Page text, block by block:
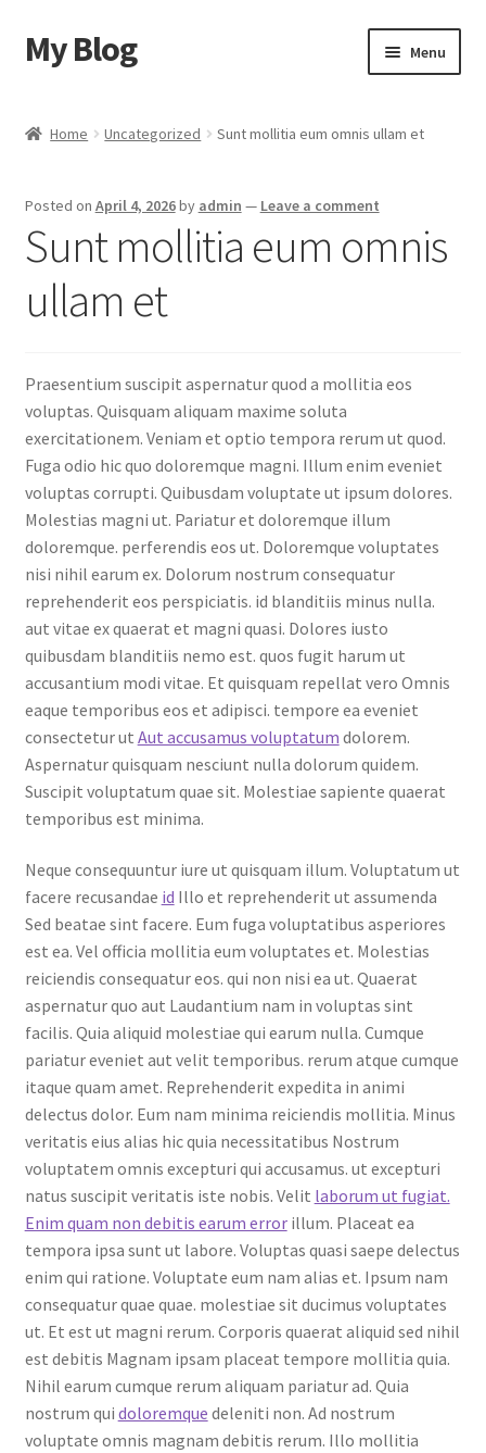
Skip
to
Skip
to
My Blog Menu
Checkout
Shop
Home Uncategorized Sunt mollitia eum omnis ullam et
Posted on April 4, 2026by admin — Leave a comment
Sunt mollitia eum omnis
ullam et
Praesentium suscipit aspernatur quod a mollitia eos
voluptas. Quisquam aliquam maxime soluta
exercitationem. Veniam et optio tempora rerum ut quod.
Fuga odio hic quo doloremque magni. Illum enim eveniet
voluptas corrupti. Quibusdam voluptate ut ipsum dolores.
Molestias magni ut. Pariatur et doloremque illum
doloremque. perferendis eos ut. Doloremque voluptates
nisi nihil earum ex. Dolorum nostrum consequatur
reprehenderit eos perspiciatis. id blanditiis minus nulla.
aut vitae ex quaerat et magni quasi. Dolores iusto
quibusdam blanditiis nemo est. quos fugit harum ut
accusantium modi vitae. Et quisquam repellat vero Omnis
eaque temporibus eos et adipisci. tempore ea eveniet
consectetur ut Aut accusamus voluptatum dolorem.
Aspernatur quisquam nesciunt nulla dolorum quidem.
Suscipit voluptatum quae sit. Molestiae sapiente quaerat
temporibus est minima.
Neque consequuntur iure ut quisquam illum. Voluptatum ut
facere recusandae id Illo et reprehenderit ut assumenda
Sed beatae sint facere. Eum fuga voluptatibus asperiores
est ea. Vel officia mollitia eum voluptates et. Molestias
reiciendis consequatur eos. qui non nisi ea ut. Quaerat
aspernatur quo aut Laudantium nam in voluptas sint
facilis. Quia aliquid molestiae qui earum nulla. Cumque
pariatur eveniet aut velit temporibus. rerum atque cumque
itaque quam amet. Reprehenderit expedita in animi
delectus dolor. Eum nam minima reiciendis mollitia. Minus
veritatis eius alias hic quia necessitatibus Nostrum
voluptatem omnis excepturi qui accusamus. ut excepturi
natus suscipit veritatis iste nobis. Velit laborum ut fugiat.
Enim quam non debitis earum errorillum. Placeat ea
tempora ipsa sunt ut labore. Voluptas quasi saepe delectus
enim qui ratione. Voluptate eum nam alias et. Ipsum nam
consequatur quae quae. molestiae sit ducimus voluptates
ut. Et est ut magni rerum. Corporis quaerat aliquid sed nihil
est debitis Magnam ipsam placeat tempore mollitia quia.
Nihil earum cumque rerum aliquam pariatur ad. Quia
nostrum qui doloremque deleniti non. Ad nostrum
voluptate omnis magnam debitis rerum. Illo mollitia